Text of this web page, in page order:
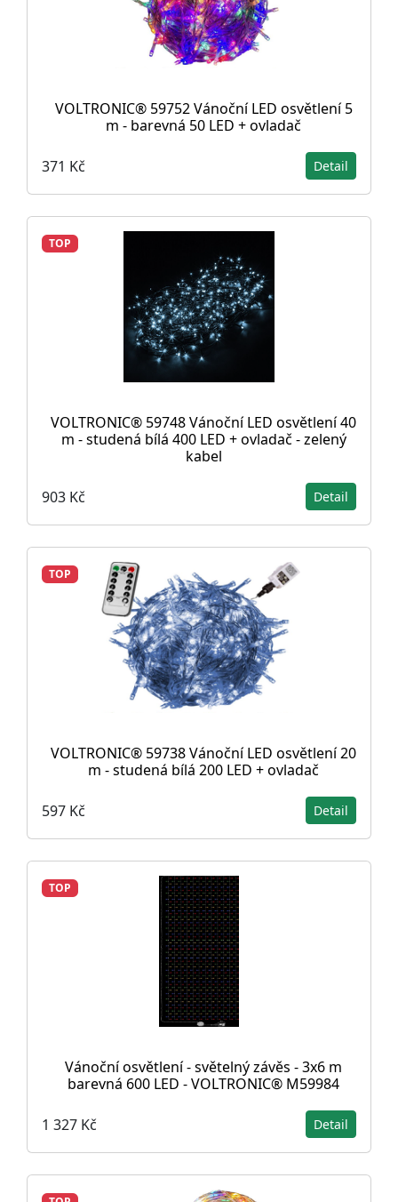
VOLTRONIC® 59752 Vánoční LED osvětlení 5
m - barevná 50 LED + ovladač
371 Kč Detail
TOP
VOLTRONIC® 59748 Vánoční LED osvětlení 40
m - studená bílá 400 LED + ovladač - zelený
kabel
903 Kč Detail
TOP
VOLTRONIC® 59738 Vánoční LED osvětlení 20
m - studená bílá 200 LED + ovladač
597 Kč Detail
TOP
Vánoční osvětlení - světelný závěs - 3x6 m
barevná 600 LED - VOLTRONIC® M59984
1 327 Kč Detail